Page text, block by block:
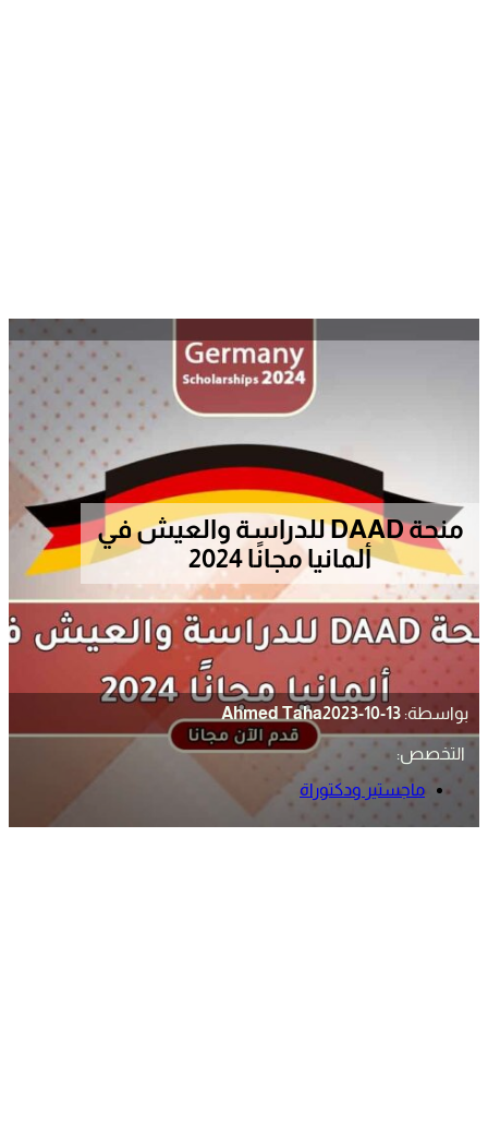
منحة DAAD للدراسة والعيش في
ألمانيا مجانًا 2024
بواسطة: Ahmed Taha2023-10-13
التخصص:
ماجستير ودكتوراة